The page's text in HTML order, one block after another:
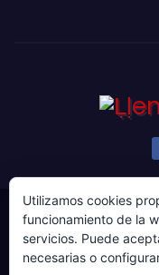
© Copyright 2024.
Web gestionada
Utilizamos cookies
funcionamiento de la
servicios. Puede
necesarias o